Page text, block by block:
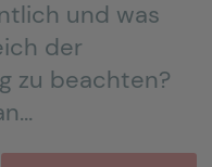
und was
der
zu beachten?